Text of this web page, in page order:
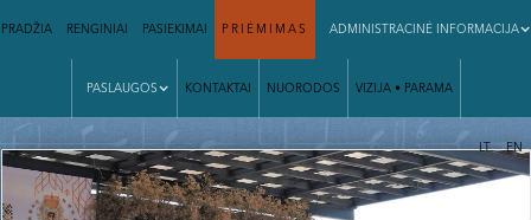
PRADŽIA RENGINIAI PASIEKIMAI PRIĖMIMAS ADMINISTRACINĖ INFORMACIJA
PASLAUGOS KONTAKTAI NUORODOS VIZIJA • PARAMA
| LT EN